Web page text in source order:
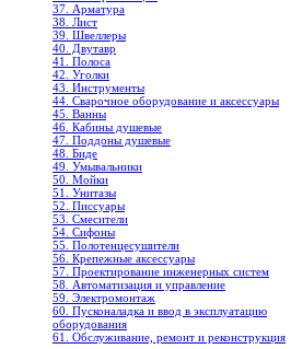
37. Арматура
38. Лист
39. Швеллеры
40. Двутавр
41. Полоса
42. Уголки
43. Инструменты
44. Сварочное оборудование и аксессуары
45. Ванны
46. Кабины душевые
47. Поддоны душевые
48. Биде
49. Умывальники
50. Мойки
51. Унитазы
52. Писсуары
53. Смесители
54. Сифоны
55. Полотенцесушители
56. Крепежные аксессуары
57. Проектирование инженерных систем
58. Автоматизация и управление
59. Электромонтаж
60. Пусконаладка и ввод в эксплуатацию
оборудования
61. Обслуживание, ремонт и реконструкция